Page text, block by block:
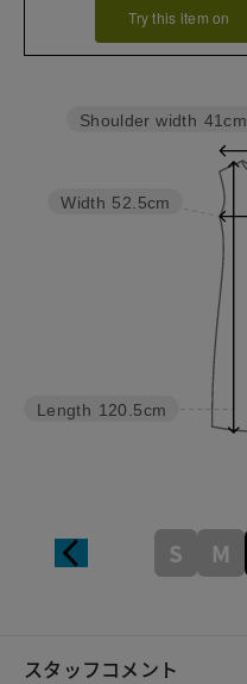
Try this item on
Length 120.5cm
Width 52.5cm
Shoulder width 41cm
S M
スタッフコメント